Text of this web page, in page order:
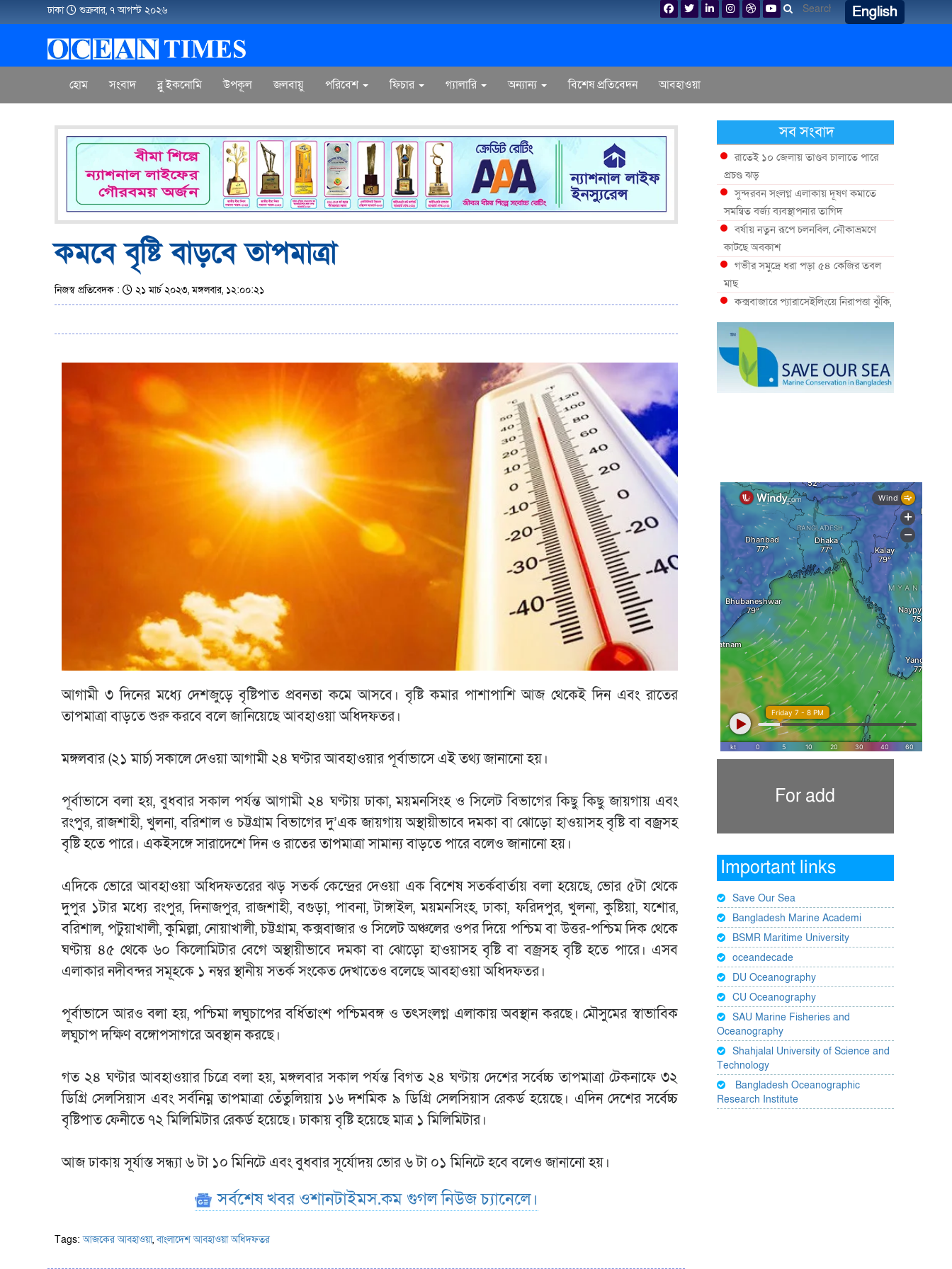
ঢাকা শুক্রবার, ৭ আগস্ট ২০২৬ English
হোম সংবাদ ব্লু ইকনোমি উপকূল জলবায়ু পরিবেশ ফিচার গ্যালারি অন্যান্য বিশেষ প্রতিবেদন আবহাওয়া
কমবে বৃষ্টি বাড়বে তাপমাত্রা
নিজস্ব প্রতিবেদক : ২১ মার্চ ২০২৩, মঙ্গলবার, ১২:০০:২১
আগামী ৩ দিনের মধ্যে দেশজুড়ে বৃষ্টিপাত প্রবনতা কমে আসবে। বৃষ্টি কমার পাশাপাশি আজ থেকেই দিন এবং রাতের
তাপমাত্রা বাড়তে শুরু করবে বলে জানিয়েছে আবহাওয়া অধিদফতর।
মঙ্গলবার (২১ মার্চ) সকালে দেওয়া আগামী ২৪ ঘণ্টার আবহাওয়ার পূর্বাভাসে এই তথ্য জানানো হয়।
পূর্বাভাসে বলা হয়, বুধবার সকাল পর্যন্ত আগামী ২৪ ঘণ্টায় ঢাকা, ময়মনসিংহ ও সিলেট বিভাগের কিছু কিছু জায়গায় এবং
রংপুর, রাজশাহী, খুলনা, বরিশাল ও চট্টগ্রাম বিভাগের দু’এক জায়গায় অস্থায়ীভাবে দমকা বা ঝোড়ো হাওয়াসহ বৃষ্টি বা বজ্রসহ
বৃষ্টি হতে পারে। একইসঙ্গে সারাদেশে দিন ও রাতের তাপমাত্রা সামান্য বাড়তে পারে বলেও জানানো হয়।
এদিকে ভোরে আবহাওয়া অধিদফতরের ঝড় সতর্ক কেন্দ্রের দেওয়া এক বিশেষ সতর্কবার্তায় বলা হয়েছে, ভোর ৫টা থেকে
দুপুর ১টার মধ্যে রংপুর, দিনাজপুর, রাজশাহী, বগুড়া, পাবনা, টাঙ্গাইল, ময়মনসিংহ, ঢাকা, ফরিদপুর, খুলনা, কুষ্টিয়া, যশোর,
বরিশাল, পটুয়াখালী, কুমিল্লা, নোয়াখালী, চট্টগ্রাম, কক্সবাজার ও সিলেট অঞ্চলের ওপর দিয়ে পশ্চিম বা উত্তর-পশ্চিম দিক থেকে
ঘণ্টায় ৪৫ থেকে ৬০ কিলোমিটার বেগে অস্থায়ীভাবে দমকা বা ঝোড়ো হাওয়াসহ বৃষ্টি বা বজ্রসহ বৃষ্টি হতে পারে। এসব
এলাকার নদীবন্দর সমূহকে ১ নম্বর স্থানীয় সতর্ক সংকেত দেখাতেও বলেছে আবহাওয়া অধিদফতর।
পূর্বাভাসে আরও বলা হয়, পশ্চিমা লঘুচাপের বর্ধিতাংশ পশ্চিমবঙ্গ ও তৎসংলগ্ন এলাকায় অবস্থান করছে। মৌসুমের স্বাভাবিক
লঘুচাপ দক্ষিণ বঙ্গোপসাগরে অবস্থান করছে।
গত ২৪ ঘণ্টার আবহাওয়ার চিত্রে বলা হয়, মঙ্গলবার সকাল পর্যন্ত বিগত ২৪ ঘণ্টায় দেশের সর্বেচ্চ তাপমাত্রা টেকনাফে ৩২
ডিগ্রি সেলসিয়াস এবং সর্বনিম্ন তাপমাত্রা তেঁতুলিয়ায় ১৬ দশমিক ৯ ডিগ্রি সেলসিয়াস রেকর্ড হয়েছে। এদিন দেশের সর্বেচ্চ
বৃষ্টিপাত ফেনীতে ৭২ মিলিমিটার রেকর্ড হয়েছে। ঢাকায় বৃষ্টি হয়েছে মাত্র ১ মিলিমিটার।
আজ ঢাকায় সূর্যাস্ত সন্ধ্যা ৬ টা ১০ মিনিটে এবং বুধবার সূর্যোদয় ভোর ৬ টা ০১ মিনিটে হবে বলেও জানানো হয়।
সর্বশেষ খবর ওশানটাইমস.কম গুগল নিউজ চ্যানেলে।
Tags:আজকের আবহাওয়া,বাংলাদেশ আবহাওয়া অধিদফতর
সব সংবাদ
রাতেই ১০ জেলায় তাণ্ডব চালাতে পারে
প্রচণ্ড ঝড়
সুন্দরবন সংলগ্ন এলাকায় দূষণ কমাতে
সমন্বিত বর্জ্য ব্যবস্থাপনার তাগিদ
বর্ষায় নতুন রূপে চলনবিল, নৌকাভ্রমণে
কাটছে অবকাশ
গভীর সমুদ্রে ধরা পড়া ৫৪ কেজির তবল
মাছ
কক্সবাজারে প্যারাসেইলিংয়ে নিরাপত্তা ঝুঁকি,
নেই স্থায়ী পদক্ষেপ
১৩ জেলায় ঝোড়ো হাওয়া-বজ্রবৃষ্টির শঙ্কা,
নদীবন্দরে ১ নম্বর সতর্কসংকেত
দেশের ৫ জেলায় বন্যার শঙ্কা
দেশের বিভিন্ন অঞ্চলে বজ্রবৃষ্টির আভাস,
For add
Important links
Save Our Sea
Bangladesh Marine Academi
BSMR Maritime University
oceandecade
DU Oceanography
CU Oceanography
SAU Marine Fisheries and
Oceanography
Shahjalal University of Science and
Technology
Bangladesh Oceanographic
Research Institute